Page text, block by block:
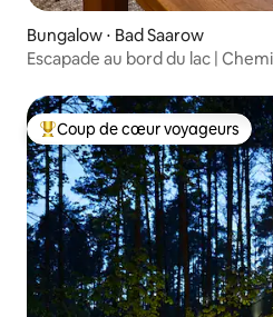
Bungalow ⋅ Bad Saarow
Escapade au bord du lac |
Coups de cœur voyageurs les
Coup de cœur voyageurs